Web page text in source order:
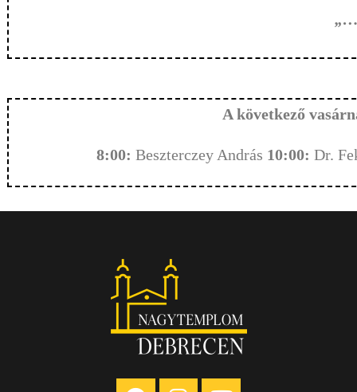
A következő
8:00:Beszterczey András 10:00:Dr.